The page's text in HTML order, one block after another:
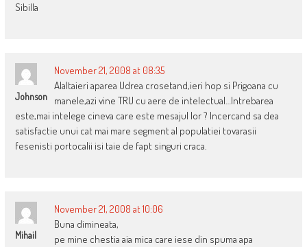
Sibilla
Johnson
November 21, 2008 at 08:35
Alaltaieri aparea Udrea crosetand,ieri hop si Prigoana cu
manele,azi vine TRU cu aere de intelectual…Intrebarea
este,mai intelege cineva care este mesajul lor ? Incercand sa dea
satisfactie unui cat mai mare segment al populatiei tovarasii
fesenisti portocalii isi taie de fapt singuri craca.
Mihail
November 21, 2008 at 10:06
Buna dimineata,
pe mine chestia aia mica care iese din spuma apa